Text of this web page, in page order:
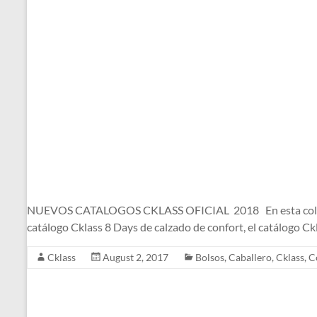
NUEVOS CATALOGOS CKLASS OFICIAL 2018 En esta
catálogo Cklass 8 Days de calzado de confort, el catálogo
Cklass August 2, 2017 Bolsos, Caballero, Cklass,